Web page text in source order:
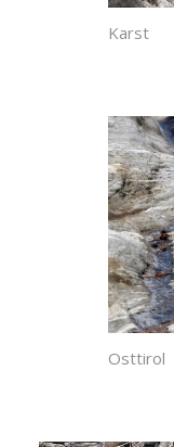
Karst
Osttirol